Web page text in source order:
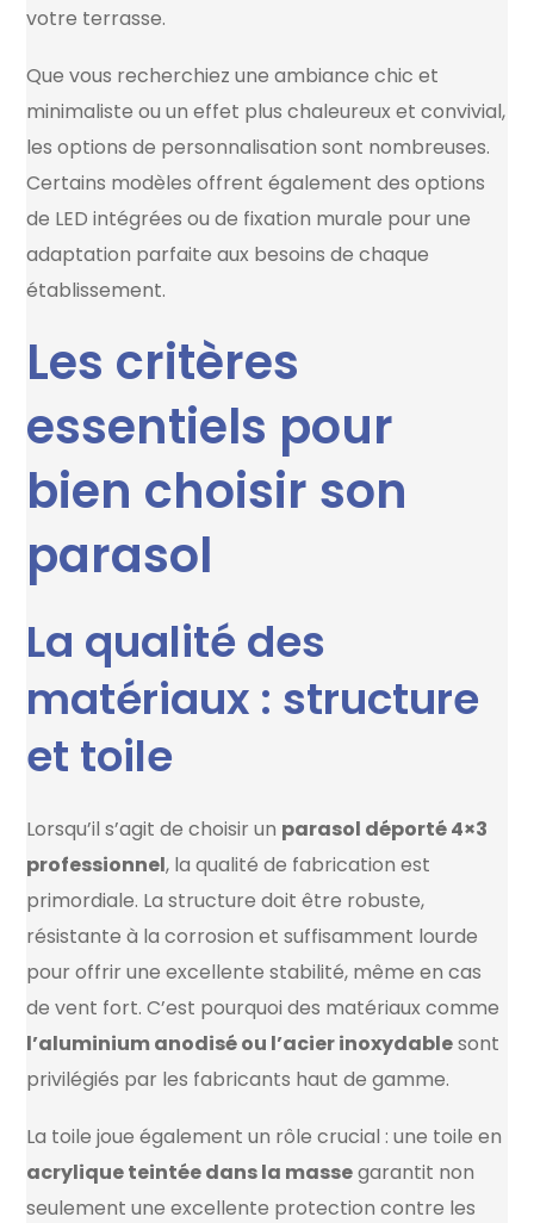
votre terrasse.
Que vous recherchiez une ambiance chic et
minimaliste ou un effet plus chaleureux et convivial,
les options de personnalisation sont nombreuses.
Certains modèles offrent également des options
de LED intégrées ou de fixation murale pour une
adaptation parfaite aux besoins de chaque
établissement.
Les critères
essentiels pour
bien choisir son
parasol
La qualité des
matériaux : structure
et toile
Lorsqu’il s’agit de choisir un parasol déporté 4×3
professionnel, la qualité de fabrication est
primordiale. La structure doit être robuste,
résistante à la corrosion et suffisamment lourde
pour offrir une excellente stabilité, même en cas
de vent fort. C’est pourquoi des matériaux comme
l’aluminium anodisé ou l’acier inoxydablesont
privilégiés par les fabricants haut de gamme.
La toile joue également un rôle crucial : une toile en
acrylique teintée dans la massegarantit non
seulement une excellente protection contre les